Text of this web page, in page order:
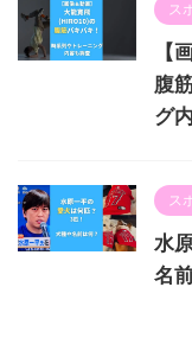
ス
【
腹
グ
ス
水
名